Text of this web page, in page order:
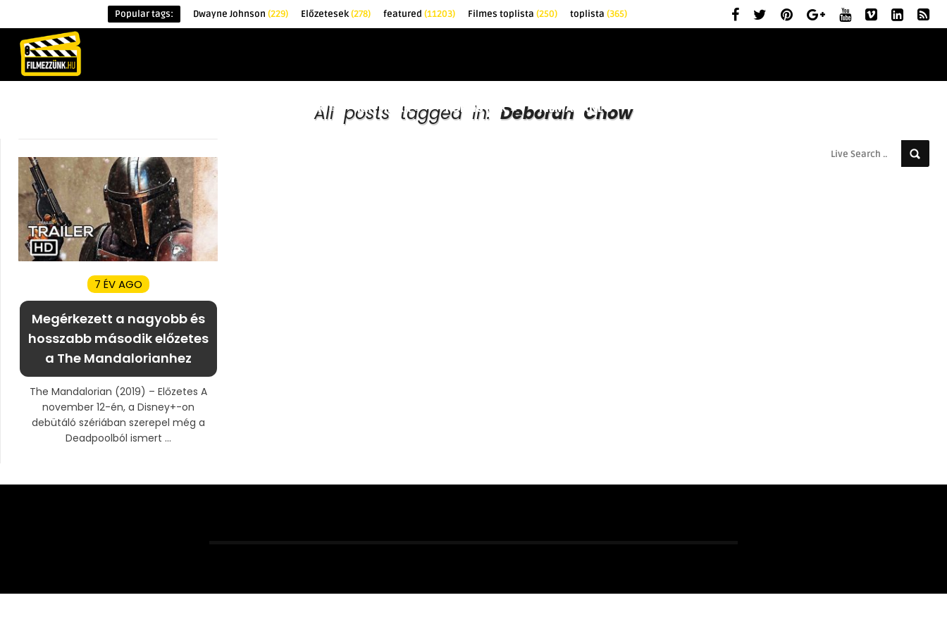
Popular tags: Dwayne Johnson (229) Előzetesek(278) featured (11203) Filmes toplista (250) toplista (365)
ÉRDEKESSÉGEK KRITIKÁK TOPLISTÁK FILMAJÁNLÓ
All posts tagged in: Deborah Chow
7 ÉV AGO
Megérkezett a nagyobb és
hosszabb második előzetes
a The Mandalorianhez
The Mandalorian (2019) – Előzetes A
november 12-én, a Disney+-on
debütáló szériában szerepel még a
Deadpoolból ismert ...